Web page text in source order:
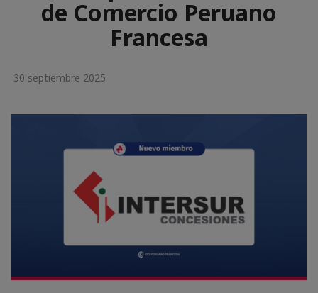
de Comercio Peruano
Francesa
30 septiembre 2025